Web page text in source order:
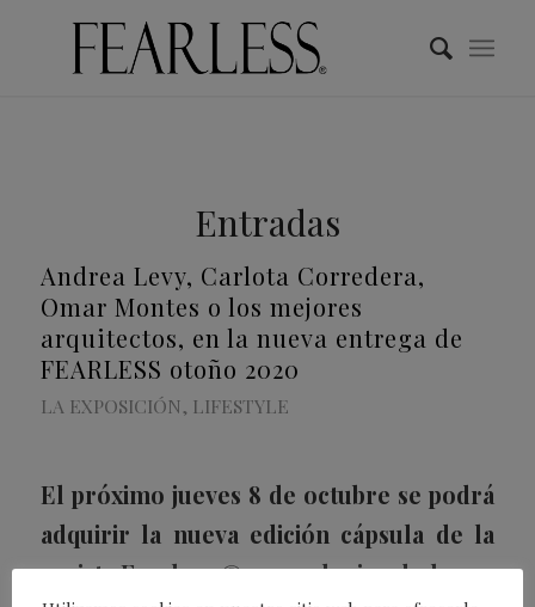
Entradas
Andrea Levy, Carlota Corredera,
Omar Montes o los mejores
arquitectos, en la nueva entrega de
FEARLESS otoño 2020
LA EXPOSICIÓN, LIFESTYLE
El próximo jueves 8 de octubre se podrá
adquirir la nueva edición cápsula de la
revista Fearless©en cualquier de los 10